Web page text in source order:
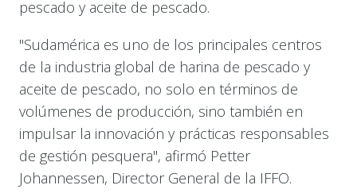
pescado y aceite de pescado.
"Sudamérica es uno de los principales centros
de la industria global de harina de pescado y
aceite de pescado, no solo en términos de
volúmenes de producción, sino también en
impulsar la innovación y prácticas responsables
de gestión pesquera", afirmó Petter
Johannessen, Director General de la IFFO.